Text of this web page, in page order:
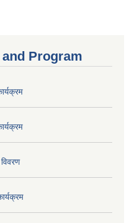
Program